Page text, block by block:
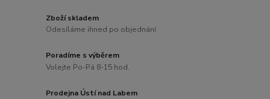
Zboží skladem
Odesíláme ihned po objednání
Poradíme s výběrem
Volejte Po-Pá 8-15 hod.
Prodejna Ústí nad Labem